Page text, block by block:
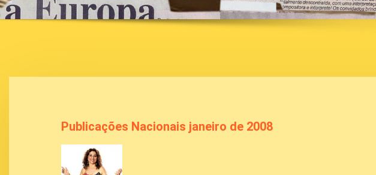
Publicações Nacionais janeiro de 2008